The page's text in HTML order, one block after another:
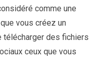
comme une
vous créez un
télécharger des fichiers
ceux que vous